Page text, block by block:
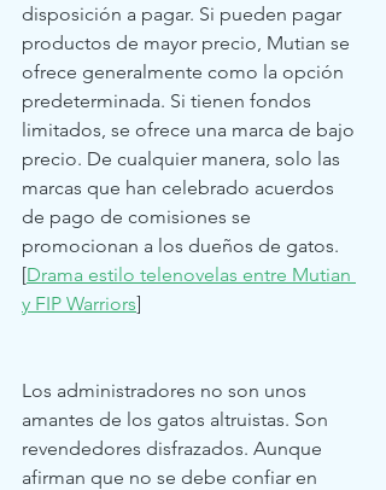
disposición a pagar. Si pueden pagar
productos de mayor precio, Mutian se
ofrece generalmente como la opción
predeterminada. Si tienen fondos
limitados, se ofrece una marca de bajo
precio. De cualquier manera, solo las
marcas que han celebrado acuerdos
de pago de comisiones se
promocionan a los dueños de gatos.
[Drama estilo telenovelas entre Mutian
y FIP Warriors]
Los administradores no son unos
amantes de los gatos altruistas. Son
revendedores disfrazados. Aunque
afirman que no se debe confiar en